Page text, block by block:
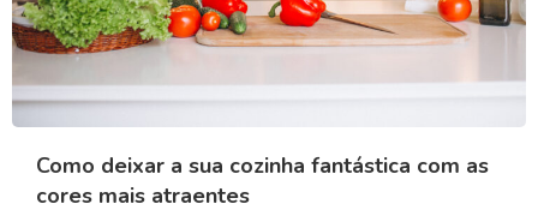
Como deixar a sua cozinha fantástica com as
cores mais atraentes